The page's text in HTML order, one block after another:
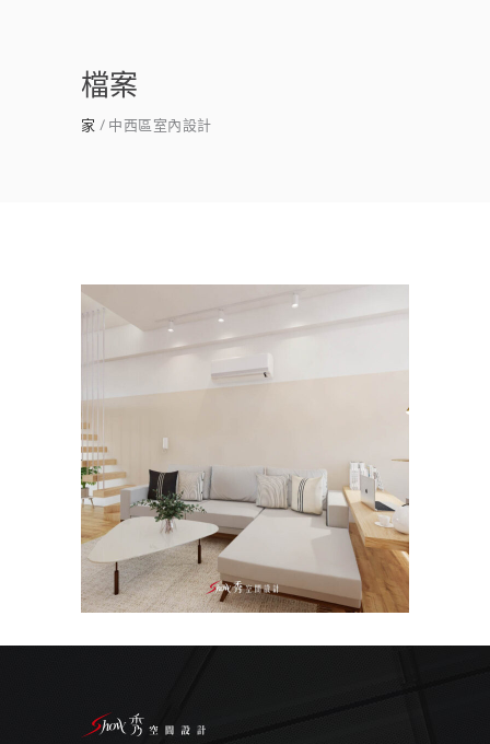
檔案
家 中西區室內設計
台南中西區室內設計｜中西區
主臥 公寓/大樓/ 客餐廳 室內設計